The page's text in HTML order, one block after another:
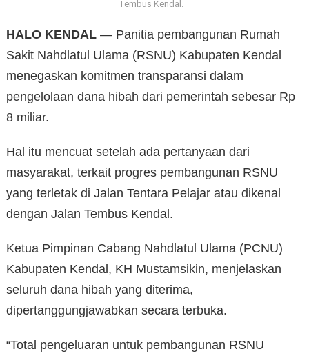
Tembus Kendal.
HALO KENDAL — Panitia pembangunan Rumah
Sakit Nahdlatul Ulama (RSNU) Kabupaten Kendal
menegaskan komitmen transparansi dalam
pengelolaan dana hibah dari pemerintah sebesar Rp
8 miliar.
Hal itu mencuat setelah ada pertanyaan dari
masyarakat, terkait progres pembangunan RSNU
yang terletak di Jalan Tentara Pelajar atau dikenal
dengan Jalan Tembus Kendal.
Ketua Pimpinan Cabang Nahdlatul Ulama (PCNU)
Kabupaten Kendal, KH Mustamsikin, menjelaskan
seluruh dana hibah yang diterima,
dipertanggungjawabkan secara terbuka.
“Total pengeluaran untuk pembangunan RSNU